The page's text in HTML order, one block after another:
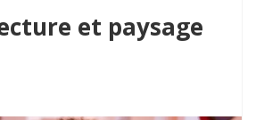
et paysage